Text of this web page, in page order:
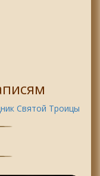
Святой Троицы